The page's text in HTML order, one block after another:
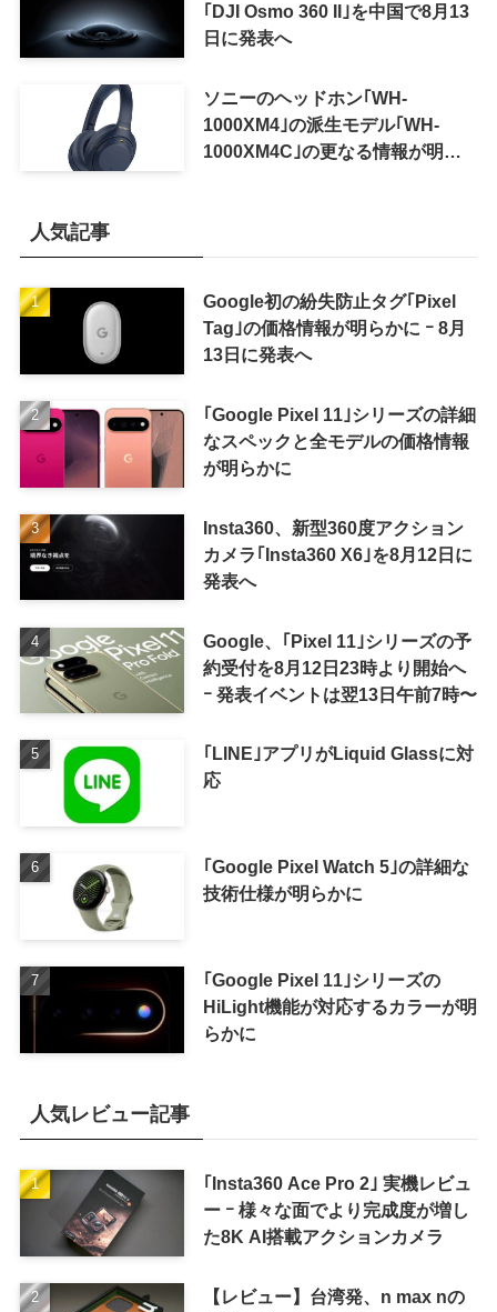
｢DJI Osmo 360 II｣を中国で8月13
日に発表へ
ソニーのヘッドホン｢WH-
1000XM4｣の派生モデル｢WH-
1000XM4C｣の更なる情報が明ら
人気記事
Google初の紛失防止タグ｢Pixel
Tag｣の価格情報が明らかに ｰ 8月
13日に発表へ
｢Google Pixel 11｣シリーズの詳細
なスペックと全モデルの価格情報
が明らかに
Insta360、新型360度アクション
カメラ｢Insta360 X6｣を8月12日に
発表へ
Google、｢Pixel 11｣シリーズの予
約受付を8月12日23時より開始へ
ｰ 発表イベントは翌13日午前7時〜
｢LINE｣アプリがLiquid Glassに対
応
｢Google Pixel Watch 5｣の詳細な
技術仕様が明らかに
｢Google Pixel 11｣シリーズの
HiLight機能が対応するカラーが明
らかに
人気レビュー記事
｢Insta360 Ace Pro 2｣ 実機レビュ
ー ｰ 様々な面でより完成度が増し
た8K AI搭載アクションカメラ
【レビュー】台湾発、n max nの